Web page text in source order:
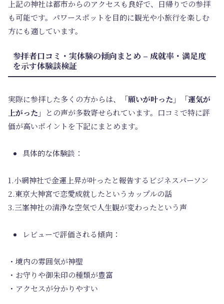
上記の神社は都市からのアクセスも良好で、日帰りでの参拝
も可能です。パワースポットを目的に観光や小旅行を楽しむ
方にも適しています。
参拝者口コミ・実体験の傾向まとめ – 成就率・満足度
を示す体験談検証
実際に参拝した多くの方からは、
「願いが叶った」「運気が
上がった」
との声が多数寄せられています。口コミで特に評
価が高いポイントを下記にまとめます。
具体的な体験談：
1.小網神社で金運上昇が叶ったと報告するビジネスパーソン
2.東京大神宮で恋愛成就したというカップルの話
3.三峯神社の清浄な空気で人生観が変わったという声
レビューで評価される傾向：
・境内の雰囲気が神聖
・お守りや御朱印の種類が豊富
・アクセスが分かりやすい